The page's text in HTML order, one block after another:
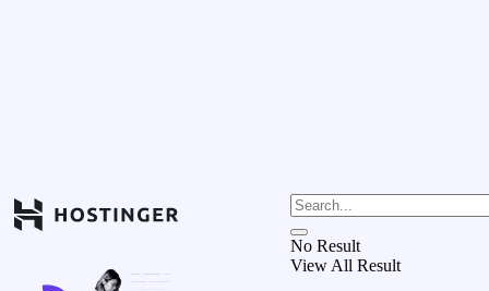
No Result
View All Result